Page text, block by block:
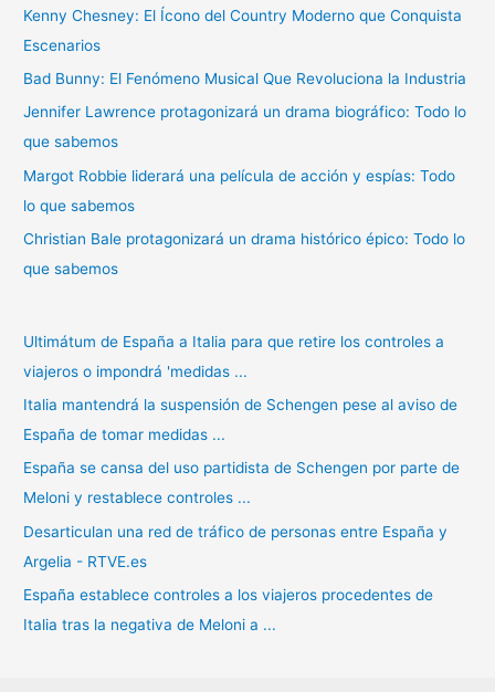
r
p
o
r
:
Kenny Chesney: El Ícono del Country Moderno que Conquista
Escenarios
Bad Bunny: El Fenómeno Musical Que Revoluciona la Industria
Jennifer Lawrence protagonizará un drama biográfico: Todo lo
que sabemos
Margot Robbie liderará una película de acción y espías: Todo
lo que sabemos
Christian Bale protagonizará un drama histórico épico: Todo lo
que sabemos
Ultimátum de España a Italia para que retire los controles a
viajeros o impondrá 'medidas ...
Italia mantendrá la suspensión de Schengen pese al aviso de
España de tomar medidas ...
España se cansa del uso partidista de Schengen por parte de
Meloni y restablece controles ...
Desarticulan una red de tráfico de personas entre España y
Argelia - RTVE.es
España establece controles a los viajeros procedentes de
Italia tras la negativa de Meloni a ...